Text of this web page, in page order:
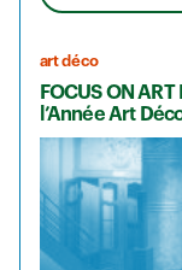
art déco
FOCUS ON
l’Année Art